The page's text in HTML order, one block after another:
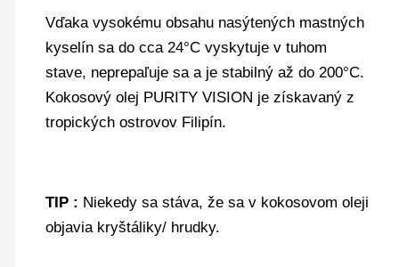
Vďaka vysokému obsahu nasýtených mastných
kyselín sa do cca 24°C vyskytuje v tuhom
stave, neprepaľuje sa a je stabilný až do 200°C.
Kokosový olej PURITY VISION je získavaný z
tropických ostrovov Filipín.
TIP : Niekedy sa stáva, že sa v kokosovom oleji
objavia kryštáliky/ hrudky.